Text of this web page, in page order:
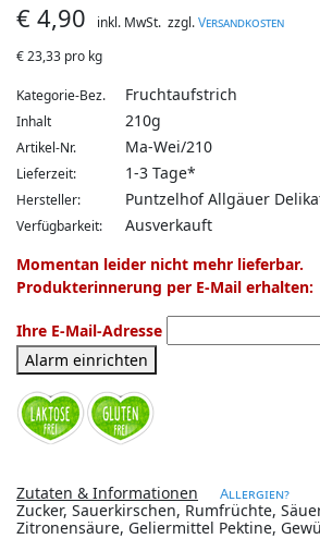
€ 4,90 inkl. MwSt. zzgl.Versandkosten
€23,33 pro kg
Kategorie-Bez. Fruchtaufstrich
Inhalt 210g
Artikel-Nr. Ma-Wei/210
Lieferzeit: 1-3 Tage*
Hersteller: Puntzelhof Allgäuer
Verfügbarkeit:
Ausverkauft
Momentan leider nicht mehr lieferbar.
Produkterinnerung per E-Mail erhalten:
Ihre E-Mail-Adresse
Alarm einrichten
Zutaten & Informationen Allergien?
Zucker, Sauerkirschen, Rumfrüchte,
Zitronensäure, Geliermittel Pektine,